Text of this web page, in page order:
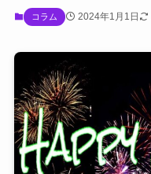
コラム 2024年1月1日